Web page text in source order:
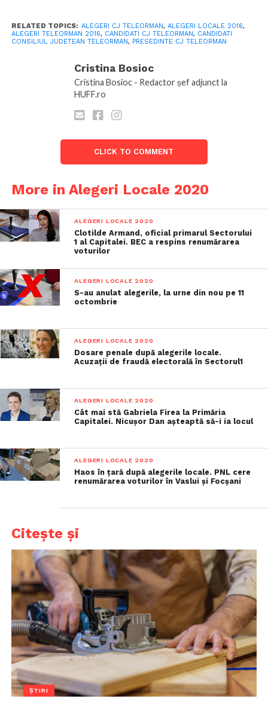
RELATED TOPICS: ALEGERI CJ TELEORMAN, ALEGERI LOCALE 2016,
ALEGERI TELEORMAN 2016, CANDIDATI CJ TELEORMAN, CANDIDATI
CONSILIUL JUDETEAN TELEORMAN, PRESEDINTE CJ TELEORMAN
Cristina Bosioc
Cristina Bosioc - Redactor șef adjunct la
HUFF.ro
CLICK TO COMMENT
More in Alegeri Locale 2020
ALEGERI LOCALE 2020
Clotilde Armand, oficial primarul Sectorului
1 al Capitalei. BEC a respins renumărarea
voturilor
ALEGERI LOCALE 2020
S-au anulat alegerile, la urne din nou pe 11
octombrie
ALEGERI LOCALE 2020
Dosare penale după alegerile locale.
Acuzații de fraudă electorală în Sectorul1
ALEGERI LOCALE 2020
Cât mai stă Gabriela Firea la Primăria
Capitalei. Nicușor Dan așteaptă să-i ia locul
ALEGERI LOCALE 2020
Haos în țară după alegerile locale. PNL cere
renumărarea voturilor în Vaslui și Focșani
Citește și
ȘTIRI